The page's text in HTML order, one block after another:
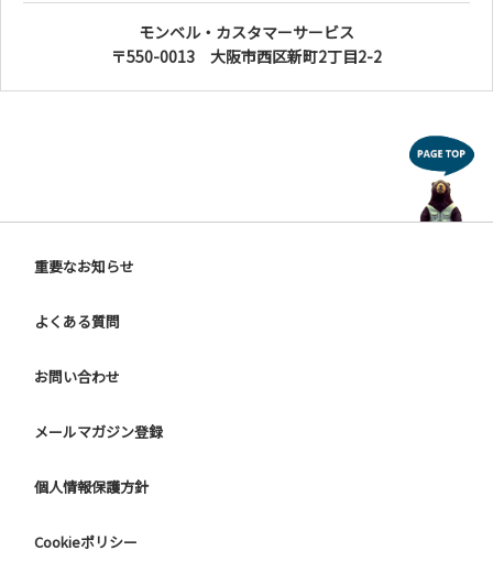
モンベル・カスタマーサービス
〒550-0013 大阪市西区新町2丁目2-2
重要なお知らせ
よくある質問
お問い合わせ
メールマガジン登録
個人情報保護方針
Cookieポリシー